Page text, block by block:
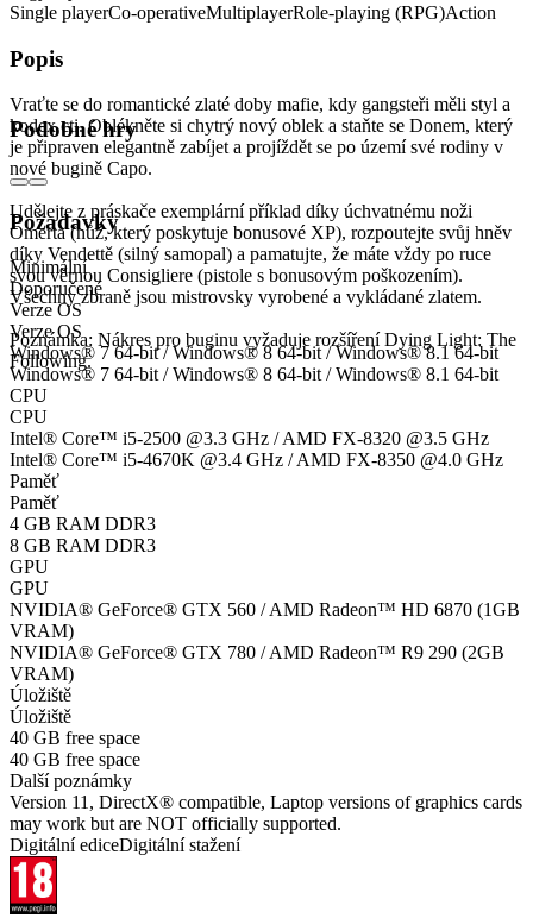
Single playerCo-operativeMultiplayerRole-playing (RPG)Action
Popis
Vraťte se do romantické zlaté doby mafie, kdy gangsteři měli styl a
kodex cti. Oblékněte si chytrý nový oblek a staňte se Donem, který
je připraven elegantně zabíjet a projíždět se po území své rodiny v
nové bugině Capo.
Udělejte z práskače exemplární příklad díky úchvatnému noži
Omertà (nůž, který poskytuje bonusové XP), rozpoutejte svůj hněv
díky Vendettě (silný samopal) a pamatujte, že máte vždy po ruce
svou věrnou Consigliere (pistole s bonusovým poškozením).
Všechny zbraně jsou mistrovsky vyrobené a vykládané zlatem.
Poznámka: Nákres pro buginu vyžaduje rozšíření Dying Light: The
Following.
Podobné hry
Požadavky
Minimální
Doporučené
Verze OS
Verze OS
Windows® 7 64-bit / Windows® 8 64-bit / Windows® 8.1 64-bit
Windows® 7 64-bit / Windows® 8 64-bit / Windows® 8.1 64-bit
CPU
CPU
Intel® Core™ i5-2500 @3.3 GHz / AMD FX-8320 @3.5 GHz
Intel® Core™ i5-4670K @3.4 GHz / AMD FX-8350 @4.0 GHz
Paměť
Paměť
4 GB RAM DDR3
8 GB RAM DDR3
GPU
GPU
NVIDIA® GeForce® GTX 560 / AMD Radeon™ HD 6870 (1GB
VRAM)
NVIDIA® GeForce® GTX 780 / AMD Radeon™ R9 290 (2GB
VRAM)
Úložiště
Úložiště
40 GB free space
40 GB free space
Další poznámky
Version 11, DirectX® compatible, Laptop versions of graphics cards
may work but are NOT officially supported.
Digitální ediceDigitální stažení